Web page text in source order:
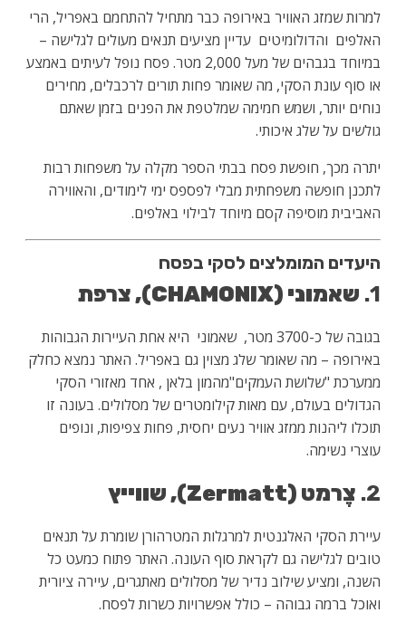
למרות שמזג האוויר באירופה כבר מתחיל להתחמם באפריל, הרי
האלפים והדולומיטים עדיין מציעים תנאים מעולים לגלישה –
במיוחד בגבהים של מעל 2,000 מטר. פסח נופל לעיתים באמצע
או סוף עונת הסקי, מה שאומר פחות תורים לרכבלים, מחירים
נוחים יותר, ושמש חמימה שמלטפת את הפנים בזמן שאתם
גולשים על שלג איכותי.
יתרה מכך, חופשת פסח בבתי הספר מקלה על משפחות רבות
לתכנן חופשה משפחתית מבלי לפספס ימי לימודים, והאווירה
האביבית מוסיפה קסם מיוחד לבילוי באלפים.
היעדים המומלצים לסקי בפסח
1. שאמוני (CHAMONIX), צרפת
בגובה של כ-3700 מטר, שאמוני היא אחת העיירות הגבוהות
באירופה – מה שאומר שלג מצוין גם באפריל. האתר נמצא כחלק
ממערכת "שלושת העמקים"מהמון בלאן , אחד מאזורי הסקי
הגדולים בעולם, עם מאות קילומטרים של מסלולים. בעונה זו
תוכלו ליהנות ממזג אוויר נעים יחסית, פחות צפיפות, ונופים
עוצרי נשימה.
2. צֶרמט (Zermatt), שווייץ
עיירת הסקי האלגנטית למרגלות המטרהורן שומרת על תנאים
טובים לגלישה גם לקראת סוף העונה. האתר פתוח כמעט כל
השנה, ומציע שילוב נדיר של מסלולים מאתגרים, עיירה ציורית
ואוכל ברמה גבוהה – כולל אפשרויות כשרות לפסח.